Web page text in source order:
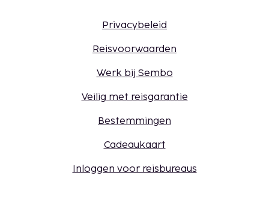
Privacybeleid
Reisvoorwaarden
Werk bij Sembo
Veilig met reisgarantie
Bestemmingen
Cadeaukaart
Inloggen voor reisbureaus